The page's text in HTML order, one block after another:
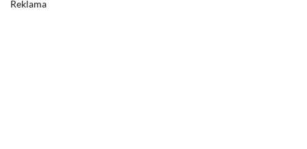
Reklama